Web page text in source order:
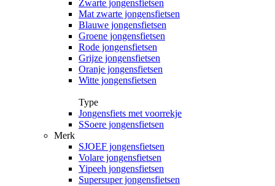
Zwarte jongensfietsen
Mat zwarte jongensfietsen
Blauwe jongensfietsen
Groene jongensfietsen
Rode jongensfietsen
Grijze jongensfietsen
Oranje jongensfietsen
Witte jongensfietsen
Type
Jongensfiets met voorrekje
SSoere jongensfietsen
Merk
SJOEF jongensfietsen
Volare jongensfietsen
Yipeeh jongensfietsen
Supersuper jongensfietsen